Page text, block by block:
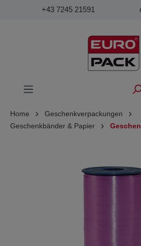
+43 7245 21591
Home
Geschenkverpackungen
Geschenkbänder & Papier